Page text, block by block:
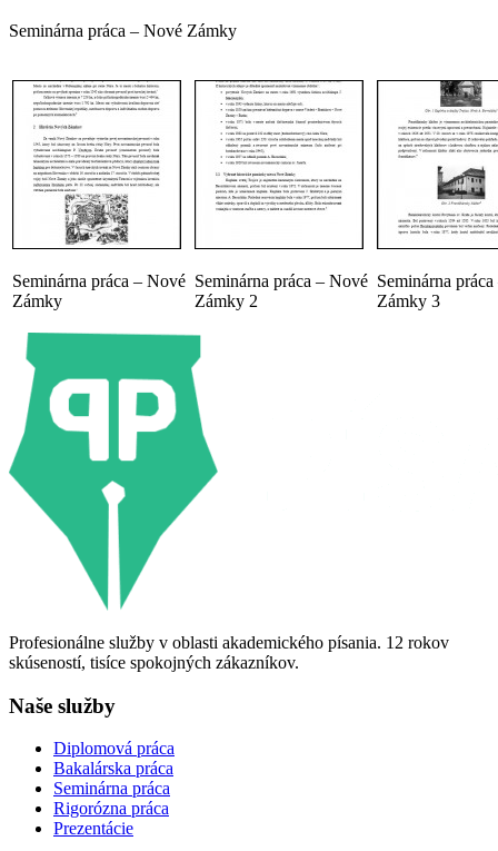
Seminárna práca – Nové Zámky
Seminárna práca – Nové
Zámky
Seminárna práca – Nové
Zámky 2
Seminárna
Zámky 3
Profesionálne služby v oblasti akademického písania. 12 rokov
skúseností, tisíce spokojných zákazníkov.
Naše služby
Diplomová práca
Bakalárska práca
Seminárna práca
Rigorózna práca
Prezentácie